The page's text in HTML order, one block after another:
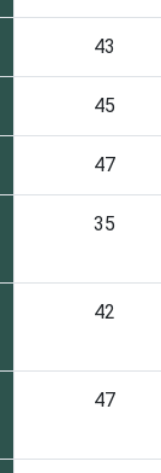
43
45
47
35
42
47